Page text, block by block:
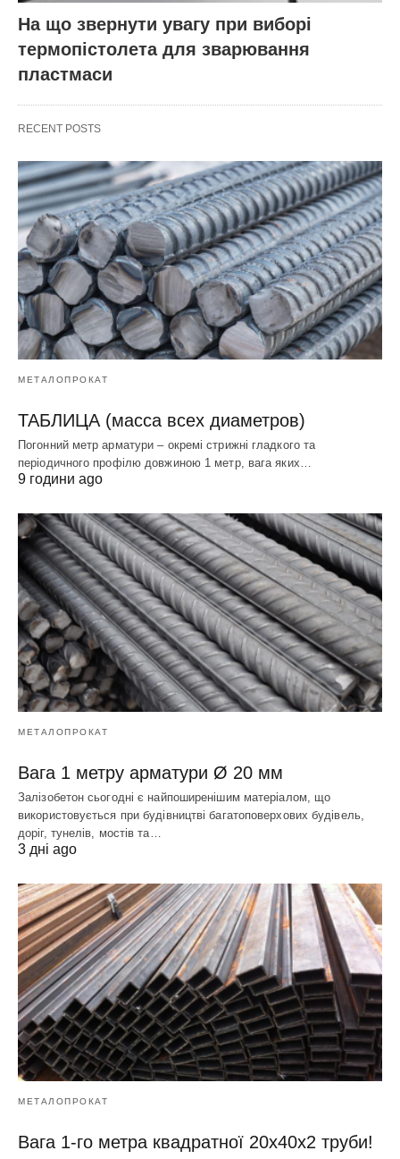
На що звернути увагу при виборі
термопістолета для зварювання
пластмаси
RECENT POSTS
МЕТАЛОПРОКАТ
ТАБЛИЦА (масса всех диаметров)
Погонний метр арматури – окремі стрижні гладкого та
періодичного профілю довжиною 1 метр, вага яких…
9 години ago
МЕТАЛОПРОКАТ
Вага 1 метру арматури Ø 20 мм
Залізобетон сьогодні є найпоширенішим матеріалом, що
використовується при будівництві багатоповерхових будівель,
доріг, тунелів, мостів та…
3 дні ago
МЕТАЛОПРОКАТ
Вага 1-го метра квадратної 20х40х2 труби!